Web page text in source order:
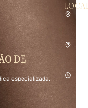
DE
especializada.
2.º